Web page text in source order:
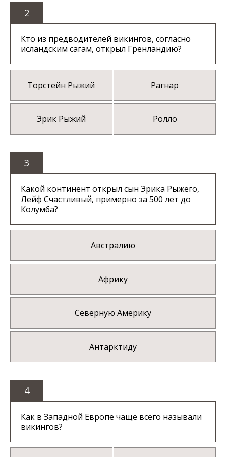
2
Кто из предводителей викингов, согласно
исландским сагам, открыл Гренландию?
Торстейн Рыжий Рагнар
Эрик Рыжий Ролло
3
Какой континент открыл сын Эрика Рыжего,
Лейф Счастливый, примерно за 500 лет до
Колумба?
Австралию
Африку
Северную Америку
Антарктиду
4
Как в Западной Европе чаще всего называли
викингов?